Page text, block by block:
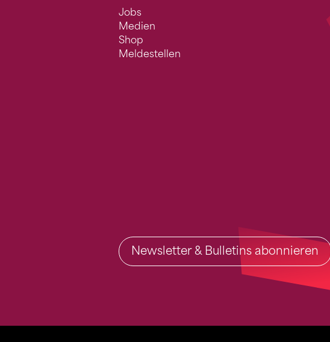
Jobs
Medien
Shop
Meldestellen
Newsletter & Bulletins abonnieren